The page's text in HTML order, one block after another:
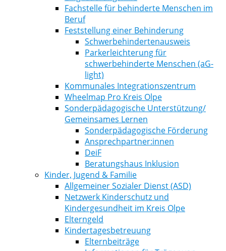
Fachstelle für behinderte Menschen im
Beruf
Feststellung einer Behinderung
Schwerbehindertenausweis
Parkerleichterung für
schwerbehinderte Menschen (aG-
light)
Kommunales Integrationszentrum
Wheelmap Pro Kreis Olpe
Sonderpädagogische Unterstützung/
Gemeinsames Lernen
Sonderpädagogische Förderung
Ansprechpartner:innen
DeiF
Beratungshaus Inklusion
Kinder, Jugend & Familie
Allgemeiner Sozialer Dienst (ASD)
Netzwerk Kinderschutz und
Kindergesundheit im Kreis Olpe
Elterngeld
Kindertagesbetreuung
Elternbeiträge